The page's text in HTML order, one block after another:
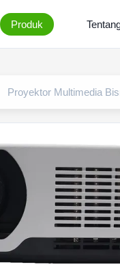
Produk
Proyektor Multimedia